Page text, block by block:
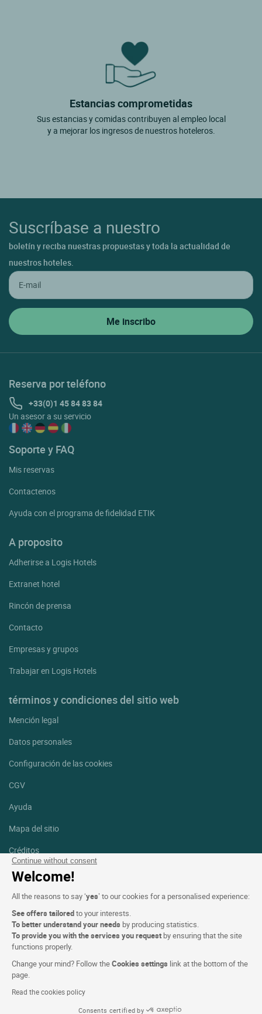
Continue without consent
Welcome!
All the reasons to say ‘yes’ to our cookies for a personalised experience:
See offers tailoredto your interests.
To better understand your needs by producing statistics.
To provide you with the services you request by ensuring that the site
functions properly.
Change your mind? Follow theCookies settings link at the bottom of the
page.
Read the cookies policy
Consents certified by
Estancias comprometidas
Sus estancias y comidas contribuyen al empleo local
y a mejorar los ingresos de nuestros hoteleros.
Suscríbase a nuestro
boletín y reciba nuestras propuestas y toda la actualidad de
nuestros hoteles.
Reserva por teléfono
+33(0)1 45 84 83 84
Un asesor a su servicio
Soporte y FAQ
Mis reservas
Contactenos
Ayuda con el programa de fidelidad ETIK
A proposito
Adherirse a Logis Hotels
Extranet hotel
Rincón de prensa
Contacto
Empresas y grupos
Trabajar en Logis Hotels
términos y condiciones del sitio web
Mención legal
Datos personales
Configuración de las cookies
CGV
Ayuda
Mapa del sitio
Créditos
fotografías
Facebook
Instagram
Linkedin